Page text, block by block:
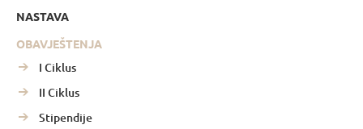
NASTAVA
OBAVJEŠTENJA
I Ciklus
II Ciklus
Stipendije